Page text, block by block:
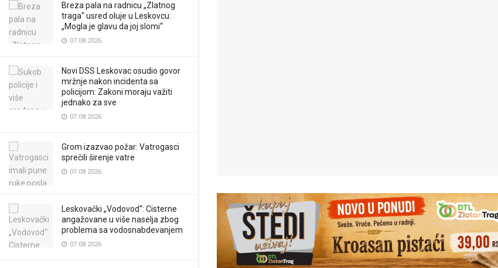
Breza pala na radnicu „Zlatnog
traga“ usred oluje u Leskovcu:
„Mogla je glavu da joj slomi“
07.08.2026.
Novi DSS Leskovac osudio govor
mržnje nakon incidenta sa
policijom: Zakoni moraju važiti
jednako za sve
07.08.2026.
Grom izazvao požar: Vatrogasci
sprečili širenje vatre
07.08.2026.
Leskovački „Vodovod“: Cisterne
angažovane u više naselja zbog
problema sa vodosnabdevanjem
07.08.2026.